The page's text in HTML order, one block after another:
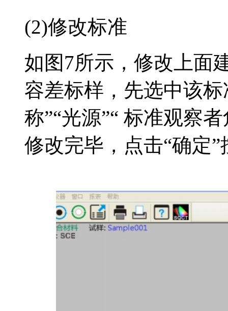
(2)修改标准
如图7所示，修改上面
容差标样，先选中该
称”“光源”“ 标准观察
修改完毕，点击“确定